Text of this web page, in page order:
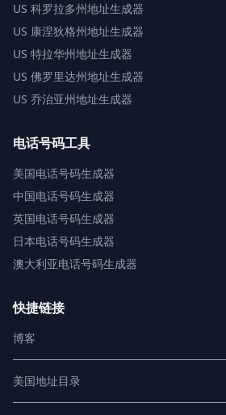
US 科罗拉多州地址生成器
US 康涅狄格州地址生成器
US 特拉华州地址生成器
US 佛罗里达州地址生成器
US 乔治亚州地址生成器
电话号码工具
美国电话号码生成器
中国电话号码生成器
英国电话号码生成器
日本电话号码生成器
澳大利亚电话号码生成器
快捷链接
博客
美国地址目录